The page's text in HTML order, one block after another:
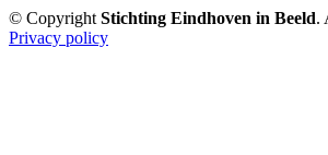
© CopyrightStichting Eindhoven in Beeld.
Privacy policy